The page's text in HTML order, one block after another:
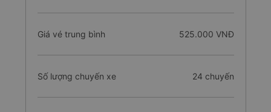
Giá vé trung bình 525.000 VNĐ
Số lượng chuyến xe 24 chuyến